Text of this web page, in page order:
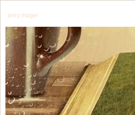
jerry mager